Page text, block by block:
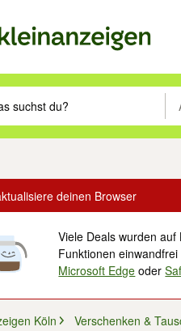
eingeben. Eingabetaste
deinen Browser
Viele Deals wurden
Funktionen
Microsoft Edge oder
Köln Verschenken &